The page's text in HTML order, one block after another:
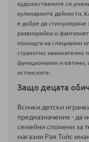
художествените си
кулинарните дейности.
е добре да стимулираме
развихряйки и
помощта на специални
страхотно занимателно
функционални и евтини,
истинските.
Защо децата
Всички детски
предназначение - да
семейни спомени за
магазин Рая Тойс